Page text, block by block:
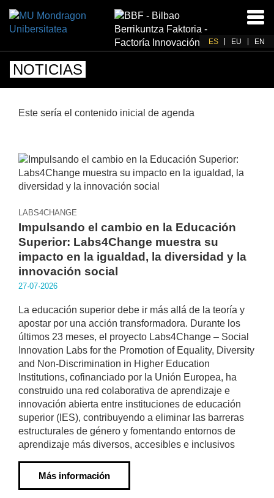
ES EU EN
NOTICIAS
Este sería el contenido inicial de agenda
LABS4CHANGE
Impulsando el cambio en la Educación
Superior: Labs4Change muestra su
impacto en la igualdad, la diversidad y la
innovación social
27·07·2026
La educación superior debe ir más allá de la teoría y
apostar por una acción transformadora. Durante los
últimos 23 meses, el proyecto Labs4Change – Social
Innovation Labs for the Promotion of Equality, Diversity
and Non-Discrimination in Higher Education
Institutions, cofinanciado por la Unión Europea, ha
construido una red colaborativa de aprendizaje e
innovación abierta entre instituciones de educación
superior (IES), contribuyendo a eliminar las barreras
estructurales de género y fomentando entornos de
aprendizaje más diversos, accesibles e inclusivos
Más información